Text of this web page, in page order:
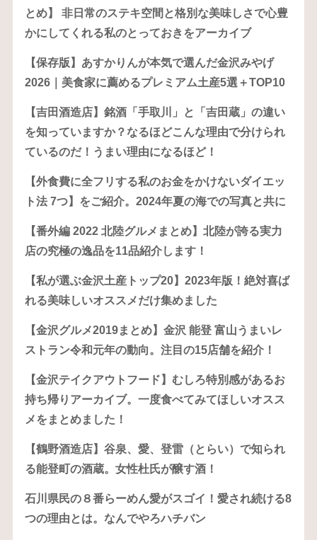
とめ】 非日常のステキ空間と格別な美味しさで心豊
かにしてくれる私のとっておきをアーカイブ
【保存版】あすかりんが本気で選んだ金沢みやげ
2026｜美食家に薦めるプレミアム土産5選＋TOP10
【吉田酒造店】銘酒「手取川」と「吉田蔵」の違い
を知っていますか？なるほどこんな理由で分けられ
ているのだ！うまい理由になるほど！
【外食費に全フリする私のお金をかけないダイエッ
ト法 7つ】をご紹介。2024年夏の海での写真と共に
【番外編 2022 北陸グルメまとめ】北陸が誇る実力
店の究極の逸品を11品紹介します！
【私が選ぶ金沢土産トップ20】2023年版！絶対喜ば
れる美味しいオススメだけ集めました
【金沢グルメ2019まとめ】金沢 能登 富山うまいレ
ストラン令和元年の動向。注目の15店舗を紹介！
【金沢テイクアウトフード】むしろ特別感があるお
持ち帰りアーカイブ。一度食べてみてほしいオスス
メをまとめました！
【鶴野酒造店】谷泉、愛、登雷（とらい）で知られ
る能登町の酒蔵。女性杜氏が醸す酒！
石川県民の８番らーめん愛がスゴイ！愛され続ける8
つの理由とは。なんでやろハチバン